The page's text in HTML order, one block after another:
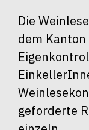
Die
dem
geforderte